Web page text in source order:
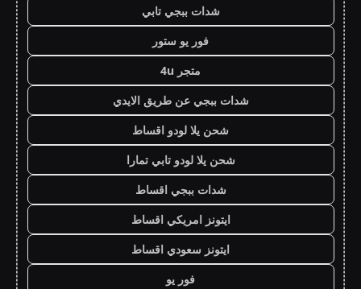
شدات ببجي تابي
فور يو ستور
متجر 4u
شدات ببجي عن طريق الايدي
شحن يلا لودو اقساط
شحن يلا لودو تابي تمارا
شدات ببجي اقساط
ايتونز امريكي اقساط
ايتونز سعودي اقساط
فور يو